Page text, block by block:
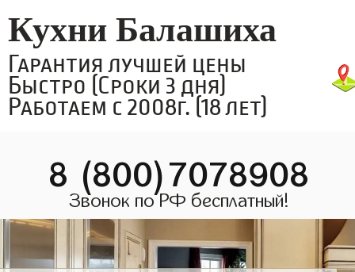
Кухни Балашиха
Гарантия лучшей цены
Быстро (Сроки 3 дня)
Работаем с 2008г. (18 лет)
8 (800)7078908
Звонок по РФ бесплатный!